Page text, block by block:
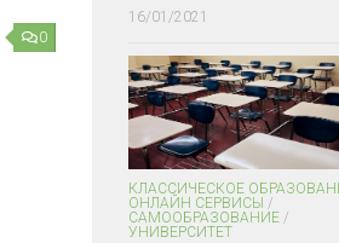
0
16/01/2021
КЛАССИЧЕСКОЕ
ОНЛАЙН СЕРВИСЫ /
САМООБРАЗОВАНИЕ /
УНИВЕРСИТЕТ